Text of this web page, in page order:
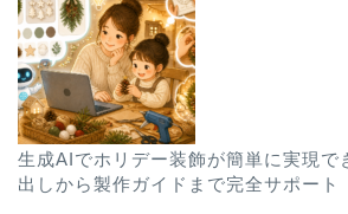
生成AIでホリデー装飾が簡単に実現で
出しから製作ガイドまで完全サポート